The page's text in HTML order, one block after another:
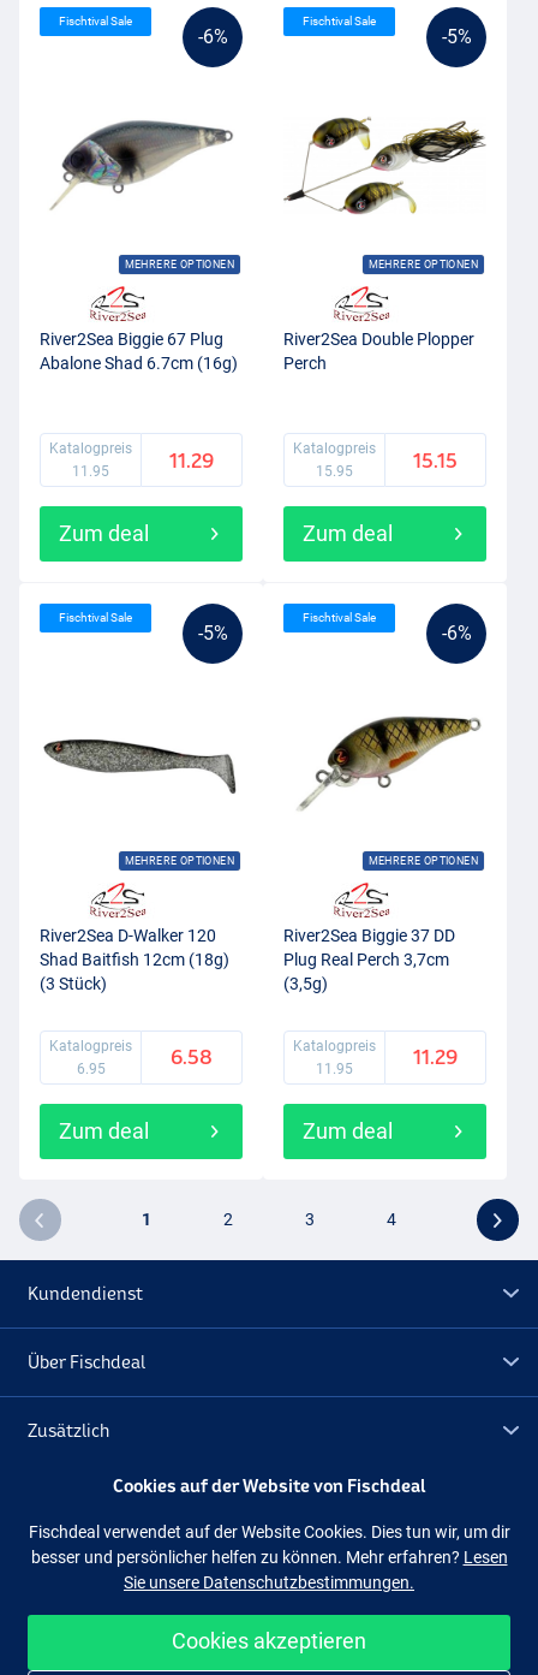
-6%
MEHRERE OPTIONEN
Fischtival Sale
River2Sea Biggie 67 Plug
Abalone Shad 6.7cm (16g)
Katalogpreis
11.95
11.29
Zum deal
-5%
MEHRERE OPTIONEN
Fischtival Sale
River2Sea Double Plopper
Perch
Katalogpreis
15.95
15.15
Zum deal
-5%
MEHRERE OPTIONEN
Fischtival Sale
River2Sea D-Walker 120
Shad Baitfish 12cm (18g)
(3 Stück)
Katalogpreis
6.95
6.58
Zum deal
-6%
MEHRERE OPTIONEN
Fischtival Sale
River2Sea Biggie 37 DD
Plug Real Perch 3,7cm
(3,5g)
Katalogpreis
11.95
11.29
Zum deal
1 2 3 4
Kundendienst
Über Fischdeal
Zusätzlich
Lagerräumung
Facebook
Einfach und sicher shoppen
Cookies auf der Website von Fischdeal
Fischdeal verwendet auf der Website Cookies. Dies tun wir, um dir
besser und persönlicher helfen zu können. Mehr erfahren? Lesen
Sie unsere Datenschutzbestimmungen.
Cookies akzeptieren